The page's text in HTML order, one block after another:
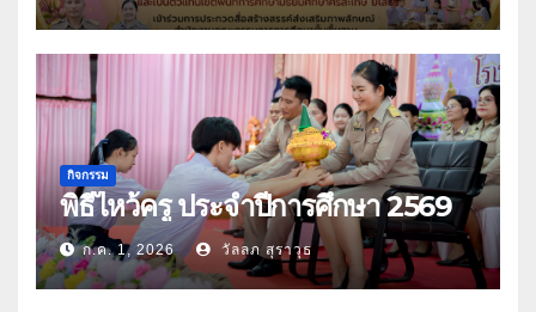
กิจกรรม
พิธีไหว้ครู ประจำปีการศึกษา 2569
ก.ค. 1, 2026 วัลลภ สุราวุธ